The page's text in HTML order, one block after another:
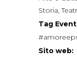
Storia,
Tag
Sito web: